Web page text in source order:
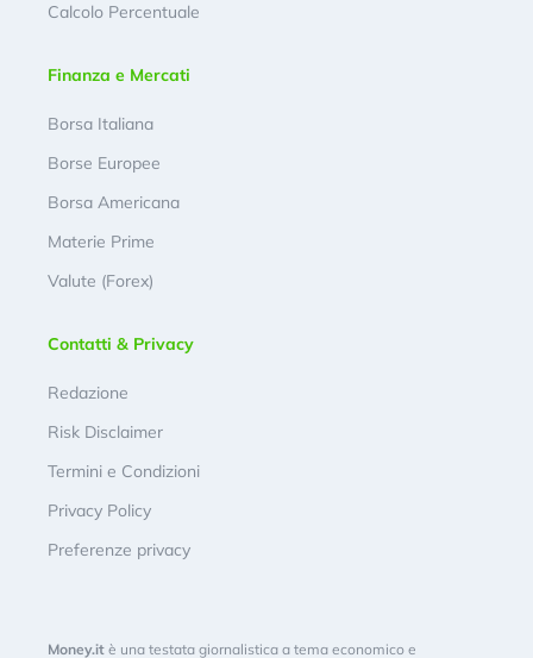
Calcolo Percentuale
Finanza e Mercati
Borsa Italiana
Borse Europee
Borsa Americana
Materie Prime
Valute (Forex)
Contatti & Privacy
Redazione
Risk Disclaimer
Termini e Condizioni
Privacy Policy
Preferenze privacy
Money.it è una testata giornalistica a tema economico e